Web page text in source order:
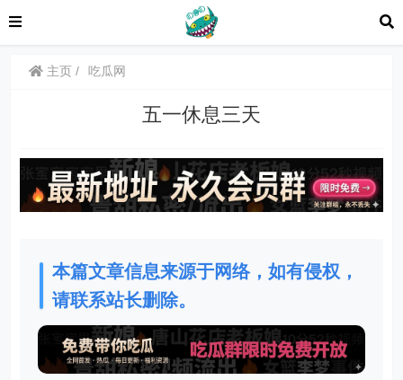
主页 吃瓜网
五一休息三天
本篇文章信息来源于网络，如有侵权，
请联系站长删除。